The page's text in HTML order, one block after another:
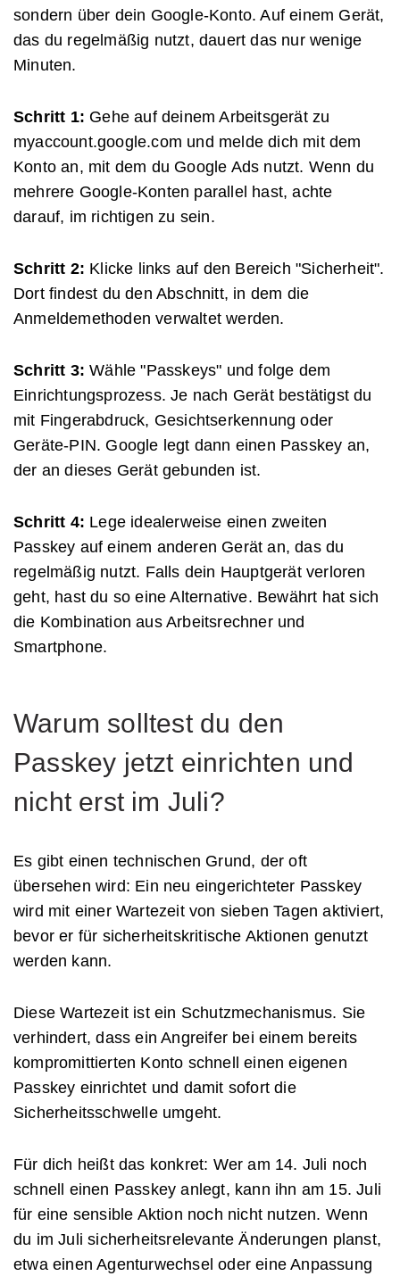
sondern über dein Google-Konto. Auf einem Gerät,
das du regelmäßig nutzt, dauert das nur wenige
Minuten.
Schritt 1: Gehe auf deinem Arbeitsgerät zu
myaccount.google.com und melde dich mit dem
Konto an, mit dem du Google Ads nutzt. Wenn du
mehrere Google-Konten parallel hast, achte
darauf, im richtigen zu sein.
Schritt 2: Klicke links auf den Bereich "Sicherheit".
Dort findest du den Abschnitt, in dem die
Anmeldemethoden verwaltet werden.
Schritt 3: Wähle "Passkeys" und folge dem
Einrichtungsprozess. Je nach Gerät bestätigst du
mit Fingerabdruck, Gesichtserkennung oder
Geräte-PIN. Google legt dann einen Passkey an,
der an dieses Gerät gebunden ist.
Schritt 4: Lege idealerweise einen zweiten
Passkey auf einem anderen Gerät an, das du
regelmäßig nutzt. Falls dein Hauptgerät verloren
geht, hast du so eine Alternative. Bewährt hat sich
die Kombination aus Arbeitsrechner und
Smartphone.
Warum solltest du den
Passkey jetzt einrichten und
nicht erst im Juli?
Es gibt einen technischen Grund, der oft
übersehen wird: Ein neu eingerichteter Passkey
wird mit einer Wartezeit von sieben Tagen aktiviert,
bevor er für sicherheitskritische Aktionen genutzt
werden kann.
Diese Wartezeit ist ein Schutzmechanismus. Sie
verhindert, dass ein Angreifer bei einem bereits
kompromittierten Konto schnell einen eigenen
Passkey einrichtet und damit sofort die
Sicherheitsschwelle umgeht.
Für dich heißt das konkret: Wer am 14. Juli noch
schnell einen Passkey anlegt, kann ihn am 15. Juli
für eine sensible Aktion noch nicht nutzen. Wenn
du im Juli sicherheitsrelevante Änderungen planst,
etwa einen Agenturwechsel oder eine Anpassung